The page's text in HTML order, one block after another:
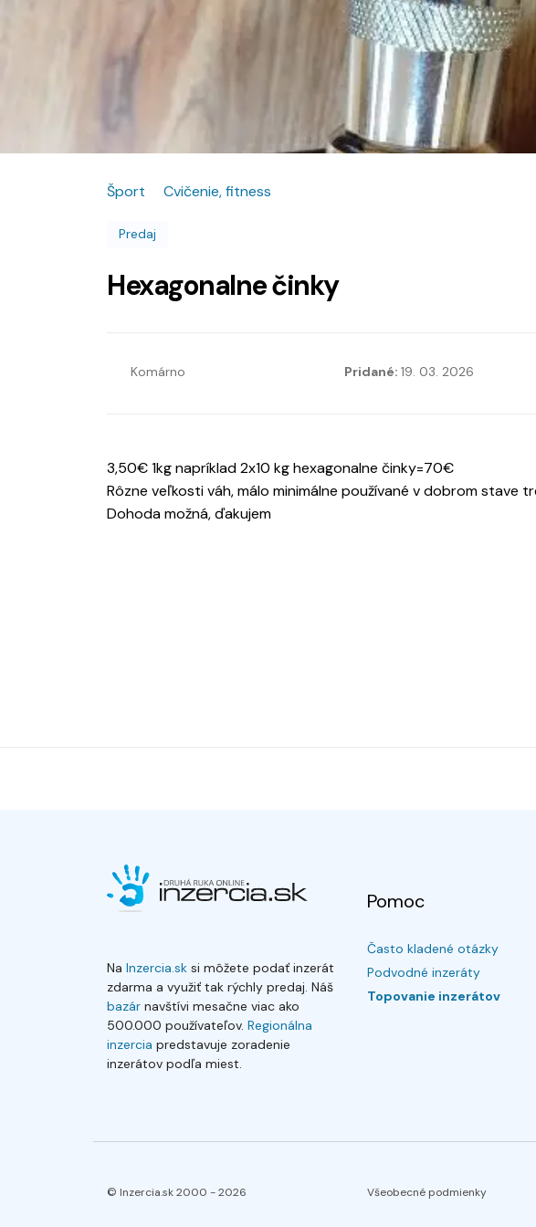
Šport Cvičenie, fitness
Predaj
Hexagonalne činky
Komárno Pridané: 19. 03. 2026
3,50€ 1kg napríklad 2x10 kg hexagonalne činky=70€
Rôzne veľkosti váh, málo minimálne používané v dobrom stave
Dohoda možná, ďakujem
Na Inzercia.sk si môžete podať inzerát
zdarma a využiť tak rýchly predaj. Náš
bazár navštívi mesačne viac ako
500.000 používateľov. Regionálna
inzercia predstavuje zoradenie
inzerátov podľa miest.
Pomoc
Často kladené otázky
Podvodné inzeráty
Topovanie inzerátov
© Inzercia.sk 2000 -2026 Všeobecné podmienky